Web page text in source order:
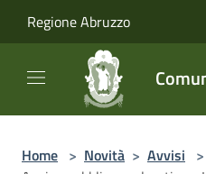
Regione Abruzzo
Home > Novità > Avvisi >